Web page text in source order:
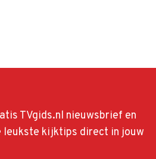
TVgids.nl nieuwsbrief en
leukste kijktips direct in jouw